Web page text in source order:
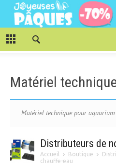
Matériel
Matériel technique pour aquarium
Distributeurs de
Accueil Boutique
chauffe-eau